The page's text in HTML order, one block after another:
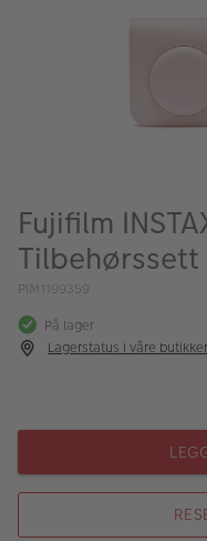
Kampanjer
Merker
Lagersalg
Inspirasjon
Fujifilm
Tilbehørssett
PIM1199359
På lager
Lagerstatus i våre butikker